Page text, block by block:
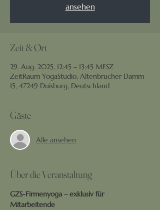
ansehen
Zeit & Ort
29. Aug. 2025, 12:45 – 13:45 MESZ
ZeitRaum YogaStudio, Altenbrucher Damm
15, 47249 Duisburg, Deutschland
Gäste
Alle ansehen
Über die Veranstaltung
GZS-Firmenyoga – exklusiv für
Mitarbeitende